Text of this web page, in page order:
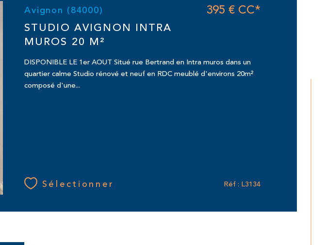
Avignon (84000)
STUDIO AVIGNON INTRA
MUROS 20 M²
395 € CC*
DISPONIBLE LE 1er AOUT Situé rue Bertrand en Intra muros dans un
quartier calme Studio rénové et neuf en RDC meublé d'environs 20m²
composé d'une...
Sélectionner Réf : L3134